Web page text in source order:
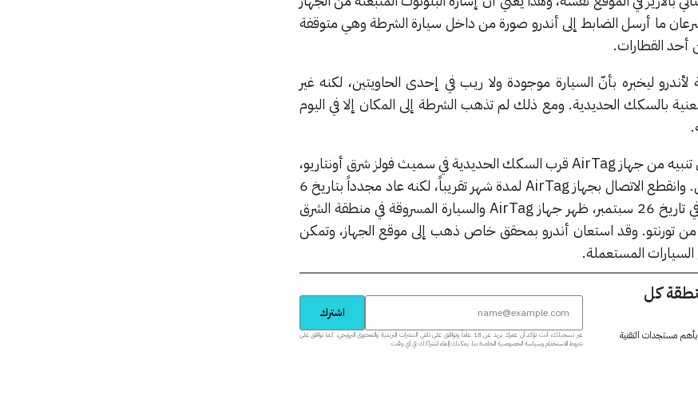
ما أرسل الضابط إلى أندرو صورة من داخل سيارة الشرطة وهي متوقفة
القطارات.
ليخبره بأنّ السيارة موجودة ولا ريب في إحدى الحاويتين، لكنه غير
بالسكك الحديدية. ومع ذلك لم تذهب الشرطة إلى المكان إلا في اليوم
بحلول يوم 11 أغسطس الماضي، أتى تنبيه من جهاز AirTag قرب السكك الحديدية في سميث فولز شرق أونتاريو،
ثم أتى عقب 3 أيام من ميناء مونتريال. وانقطع الاتصال بجهاز AirTag لمدة شهر تقريباً، لكنه عاد مجدداً بتاريخ 6
سبتمبر من ميناء أنتويرب ببلجيكا. وفي تاريخ 26 سبتمبر، ظهر جهاز AirTag والسيارة المسروقة في منطقة الشرق
على بعد 11 ألف كم من تورنتو. وقد استعان أندرو بمحقق خاص ذهب إلى موقع الجهاز، وتمكن
المستعملة.
كل
بأهم مستجدات التقنية
اشترك
عبر تسجيلك، أنت تؤكد أن عمرك يزيد عن 18 عاماً وتوافق على تلقي النشرات البريدية والمحتوى الترويجي، كما توافق على
شروط الاستخدام وسياسة الخصوصية الخاصة بنا. يمكنك إلغاء اشتراكك في أي وقت.